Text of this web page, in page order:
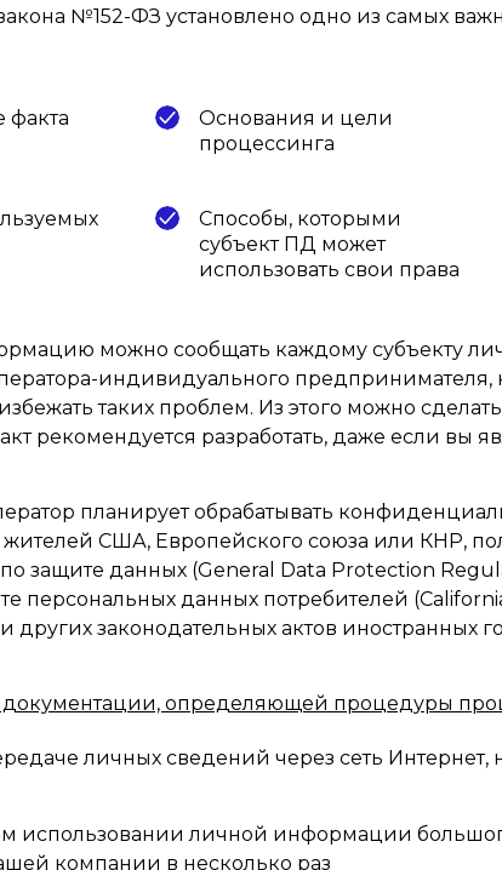
закона №152-ФЗ установлено одно из самых
факта
Основания и цели
процессинга
Способы, которыми
субъект ПД может
использовать свои права
можно сообщать каждому субъекту
индивидуального предпринимателя,
таких проблем. Из этого можно
рекомендуется разработать, даже если
планирует обрабатывать
США, Европейского союза или КНР,
защите данных (General Data Protection
персональных данных потребителей
законодательных актов иностранных
документации, определяющей процедуры
личных сведений через сеть
использовании личной информации
компании в несколько раз